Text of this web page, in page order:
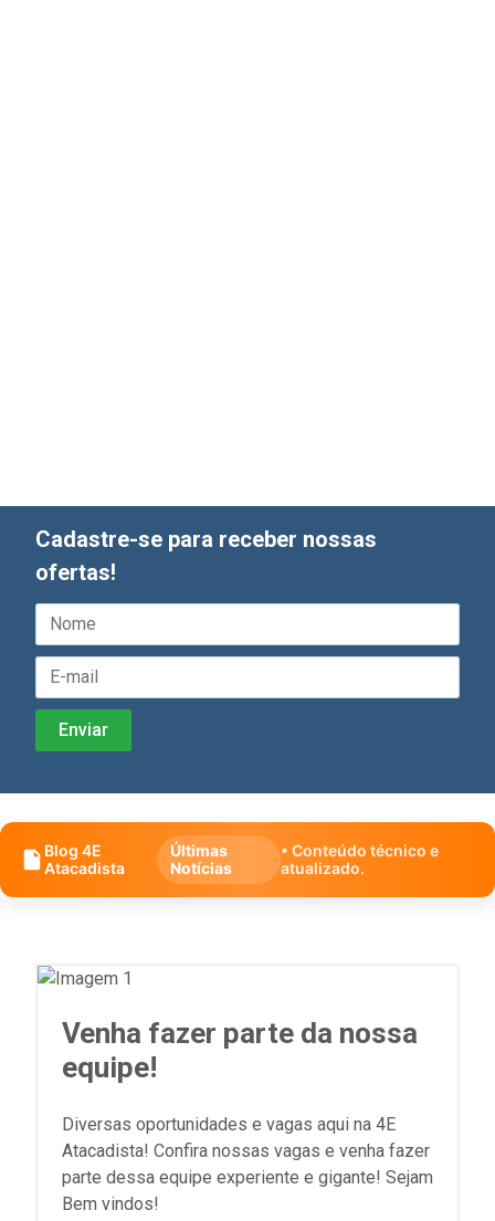
Cadastre-se para receber nossas
ofertas!
Blog 4E
Atacadista
Últimas
Notícias
• Conteúdo técnico e
atualizado.
Venha fazer parte da nossa
equipe!
Diversas oportunidades e vagas aqui na 4E
Atacadista! Confira nossas vagas e venha fazer
parte dessa equipe experiente e gigante! Sejam
Bem vindos!